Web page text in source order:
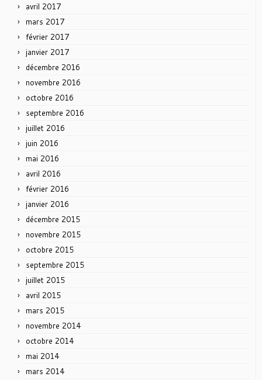
avril 2017
mars 2017
février 2017
janvier 2017
décembre 2016
novembre 2016
octobre 2016
septembre 2016
juillet 2016
juin 2016
mai 2016
avril 2016
février 2016
janvier 2016
décembre 2015
novembre 2015
octobre 2015
septembre 2015
juillet 2015
avril 2015
mars 2015
novembre 2014
octobre 2014
mai 2014
mars 2014